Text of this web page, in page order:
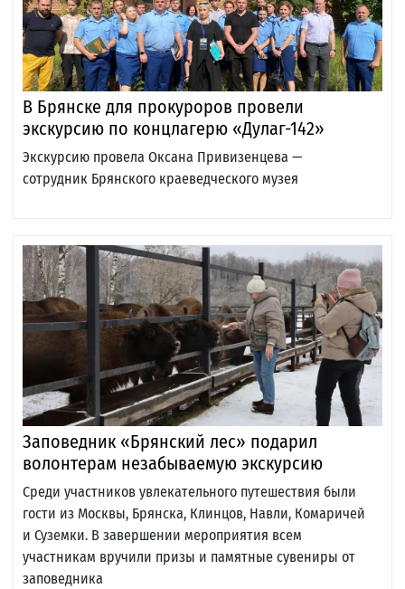
В Брянске для прокуроров провели
экскурсию по концлагерю «Дулаг-142»
Экскурсию провела Оксана Привизенцева —
сотрудник Брянского краеведческого музея
Заповедник «Брянский лес» подарил
волонтерам незабываемую экскурсию
Среди участников увлекательного путешествия были
гости из Москвы, Брянска, Клинцов, Навли, Комаричей
и Суземки. В завершении мероприятия всем
участникам вручили призы и памятные сувениры от
заповедника